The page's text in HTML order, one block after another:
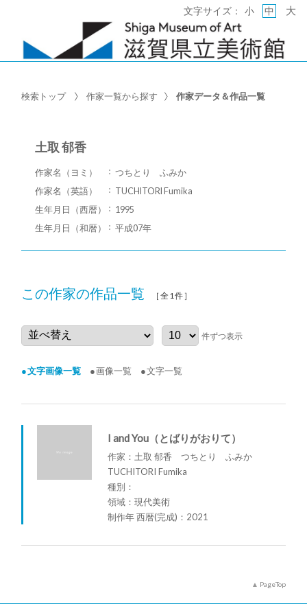
文字サイズ： 小 中 大
検索トップ 作家一覧から探す 作家データ＆作品一覧
土取 郁香
作家名（ヨミ）
つちとり ふみか
作家名（英語）
TUCHITORI Fumika
生年月日（西暦）
1995
生年月日（和暦）
平成07年
この作家の作品一覧 ［全1件］
件ずつ表示
文字画像一覧 画像一覧 文字一覧
I and You（とばりがおりて）
作家：土取 郁香 つちとり ふみか
TUCHITORI Fumika
種別：
領域：現代美術
制作年 西暦(完成)：2021
PageTop